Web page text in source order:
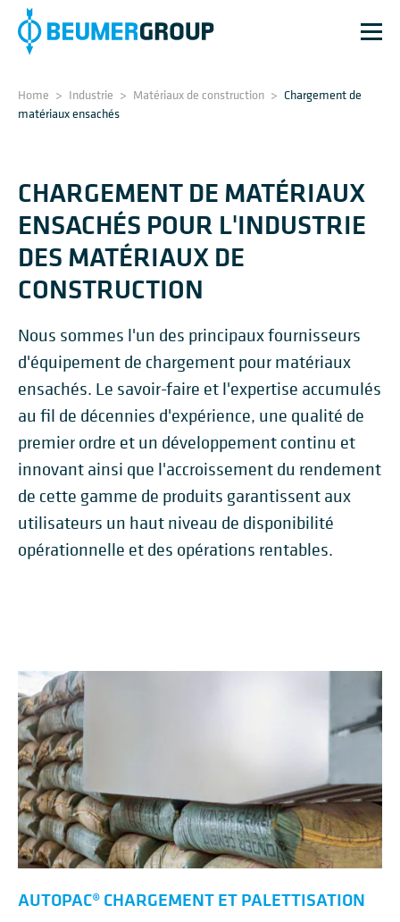
Home > Industrie > Matériaux de construction > Chargement de
matériaux ensachés
CHARGEMENT DE MATÉRIAUX
ENSACHÉS POUR L'INDUSTRIE
DES MATÉRIAUX DE
CONSTRUCTION
Nous sommes l'un des principaux fournisseurs
d'équipement de chargement pour matériaux
ensachés. Le savoir-faire et l'expertise accumulés
au fil de décennies d'expérience, une qualité de
premier ordre et un développement continu et
innovant ainsi que l'accroissement du rendement
de cette gamme de produits garantissent aux
utilisateurs un haut niveau de disponibilité
opérationnelle et des opérations rentables.
AUTOPAC® CHARGEMENT ET PALETTISATION